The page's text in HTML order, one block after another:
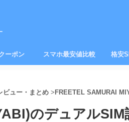
ーポン スマホ最安値比較 格安
ュー・まとめ > FREETEL SAMURAI
のデュアルSIM